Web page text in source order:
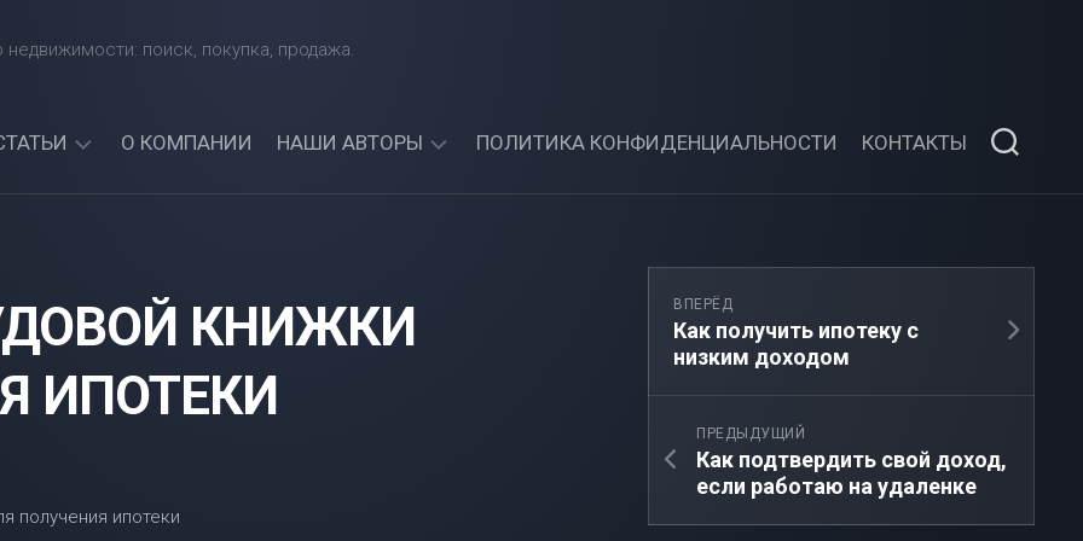
поиск, покупка, продажа.
ИНОСТРАННЫМ
ГРАЖДАНАМ?
ЛУЧШИЙ
БАНК
МОЖНО
О КОМПАНИИ НАШИ АВТОРЫ
СОРОКИН
ПОЛИТИКА КОНФИДЕНЦИАЛЬНОСТИ КОНТАКТЫ
КНИЖКИ
ИПОТЕКИ
ВПЕРЁД
Как получить ипотеку с
низким доходом
ПРЕДЫДУЩИЙ
Как подтвердить свой доход,
если работаю на удаленке